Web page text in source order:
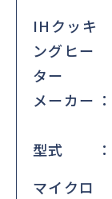
IHクッキ
ングヒー
ター
メーカー
型式
マイクロ